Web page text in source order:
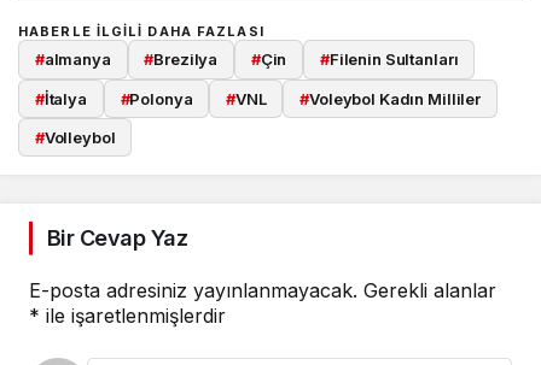
HABERLE ILGILI DAHA FAZLASI
#almanya #Brezilya #Çin #Filenin Sultanları
#İtalya #Polonya #VNL #Voleybol Kadın Milliler
#Volleybol
Bir Cevap Yaz
E-posta adresiniz yayınlanmayacak. Gerekli alanlar
* ile işaretlenmişlerdir